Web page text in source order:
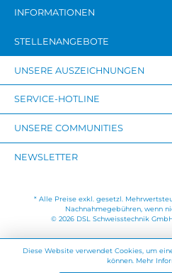
INFORMATIONEN
STELLENANGEBOTE
UNSERE AUSZEICHNUNGEN
SERVICE-HOTLINE
UNSERE COMMUNITIES
NEWSLETTER
* Alle Preise exkl. gesetzl.
Nachnahmegebühren, wenn
© 2026 DSL Schweisstechnik
Diese Website verwendet Cookies, um
können. Mehr